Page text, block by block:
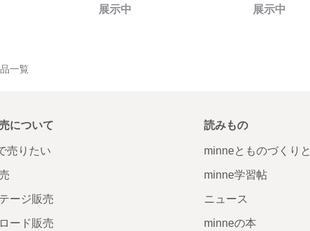
展示中 展示中
一覧
について
売りたい
ージ販売
ード販売
読みもの
minneとものづくりと
minne学習帖
ニュース
minneの本